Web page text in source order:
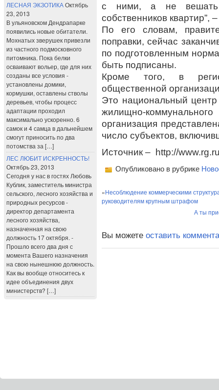
ЛЕСНАЯ ЭКЗОТИКАОктябрь
23, 2013
В ульяновском Дендрапарке
появились новые обитатели.
Мохнатых зверушек привезли
из частного подмосковного
питомника. Пока белки
осваивают вольер, где для них
созданы все условия -
установлены домики,
кормушки, оставлены стволы
деревьев, чтобы процесс
адаптации проходил
максимально ускоренно. 6
самок и 4 самца в дальнейшем
смогут приносить по два
потомства за […]
ЛЕС ЛЮБИТ ИСКРЕННОСТЬ!
Октябрь 23, 2013
Сегодня у нас в гостях Любовь
Кублик, заместитель министра
сельского, лесного хозяйства и
природных ресурсов -
директор департамента
лесного хозяйства,
назначенная на свою
должность 17 октября. -
Прошло всего два дня с
момента Вашего назначения
на свою нынешнюю должность.
Как вы вообще относитесь к
идее объединения двух
министерств? […]
с ними, а не вешать
собственников
По его словам,
поправки, сейчас
по подготовленным
быть подписаны.
Кроме того, в
общественной
Это национальный
жилищно-
организация
число субъектов,
Источник – http://
Опубликовано в рубрике
«Несоблюдение коммерческими
руководителям крупным штрафом
А ты
Вы можете оставить